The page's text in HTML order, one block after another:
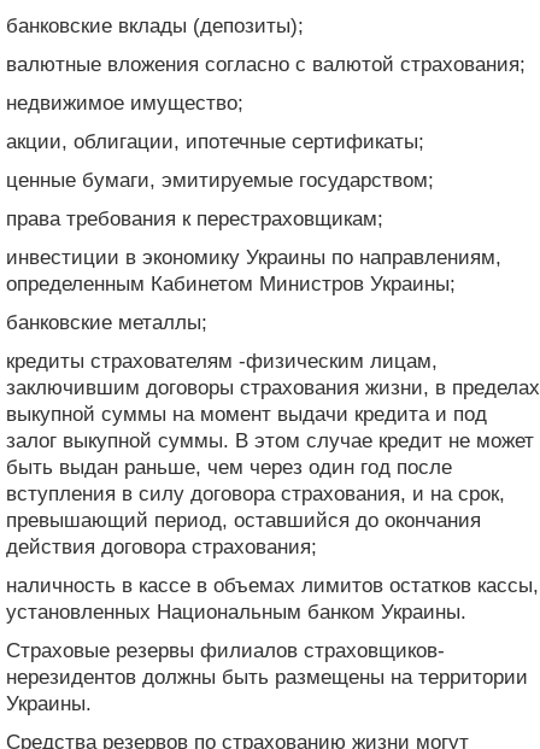
банковские вклады (депозиты);
валютные вложения согласно с валютой страхования;
недвижимое имущество;
акции, облигации, ипотечные сертификаты;
ценные бумаги, эмитируемые государством;
права требования к перестраховщикам;
инвестиции в экономику Украины по направлениям,
определенным Кабинетом Министров Украины;
банковские металлы;
кредиты страхователям -физическим лицам,
заключившим договоры страхования жизни, в пределах
выкупной суммы на момент выдачи кредита и под
залог выкупной суммы. В этом случае кредит не может
быть выдан раньше, чем через один год после
вступления в силу договора страхования, и на срок,
превышающий период, оставшийся до окончания
действия договора страхования;
наличность в кассе в объемах лимитов остатков кассы,
установленных Национальным банком Украины.
Страховые резервы филиалов страховщиков-
нерезидентов должны быть размещены на территории
Украины.
Средства резервов по страхованию жизни могут